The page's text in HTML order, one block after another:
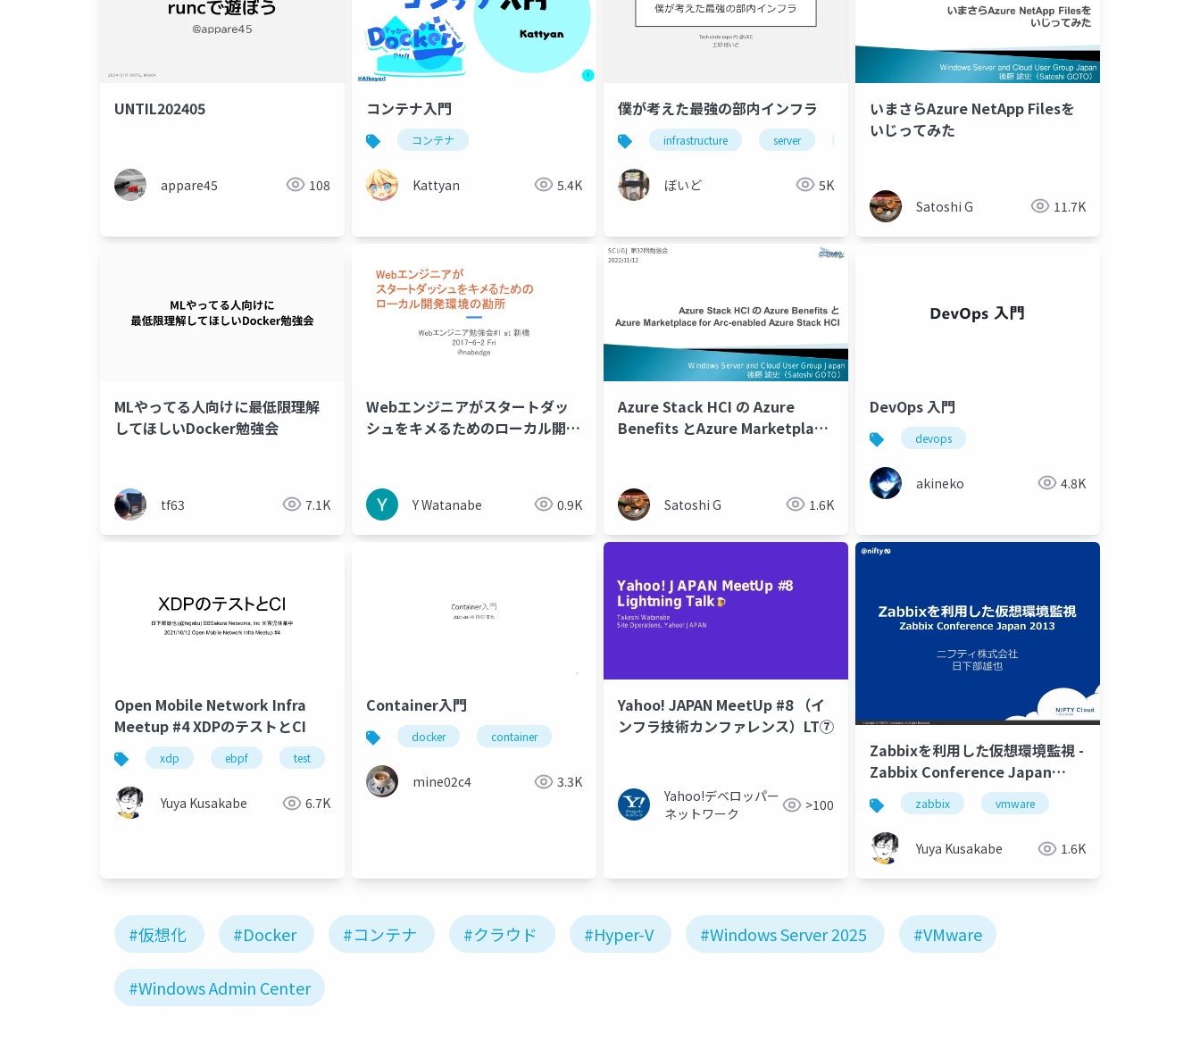
UNTIL202405
appare45 108
コンテナ入門
コンテナ
Kattyan 5.4K
僕が考えた最強の部内インフラ
infrastructure server virtualization
ぼいど 5K
いまさらAzure NetApp Filesを
いじってみた
Satoshi G 11.7K
MLやってる人向けに最低限理解
してほしいDocker勉強会
tf63 7.1K
Webエンジニアがスタートダッ
シュをキメるためのローカル開発
Y Watanabe 0.9K
Azure Stack HCI の Azure
Benefits とAzure Marketplace
Satoshi G 1.6K
DevOps 入門
devops
akineko 4.8K
Open Mobile Network Infra
Meetup #4 XDPのテストとCI
xdp ebpf test
Yuya Kusakabe 6.7K
Container入門
docker container
mine02c4 3.3K
Yahoo! JAPAN MeetUp #8 （イ
ンフラ技術カンファレンス）LT⑦
Yahoo!デベロッパー
ネットワーク
>100
Zabbixを利用した仮想環境監視 -
Zabbix Conference Japan
2013
zabbix vmware
Yuya Kusakabe 1.6K
#仮想化 #Docker #コンテナ #クラウド #Hyper-V #Windows Server 2025 #VMware
#Windows Admin Center